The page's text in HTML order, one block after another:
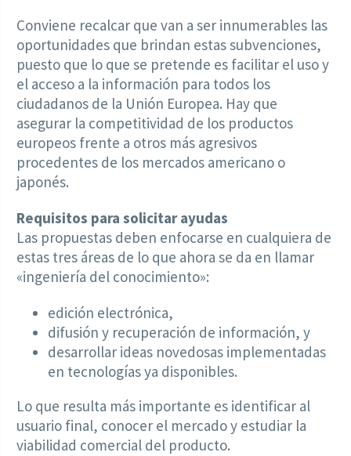
Conviene recalcar que van a ser innumerables las
oportunidades que brindan estas subvenciones,
puesto que lo que se pretende es facilitar el uso y
el acceso a la información para todos los
ciudadanos de la Unión Europea. Hay que
asegurar la competitividad de los productos
europeos frente a otros más agresivos
procedentes de los mercados americano o
japonés.
Requisitos para solicitar ayudas
Las propuestas deben enfocarse en cualquiera de
estas tres áreas de lo que ahora se da en llamar
«ingeniería del conocimiento»:
edición electrónica,
difusión y recuperación de información, y
desarrollar ideas novedosas implementadas
en tecnologías ya disponibles.
Lo que resulta más importante es identificar al
usuario final, conocer el mercado y estudiar la
viabilidad comercial del producto.